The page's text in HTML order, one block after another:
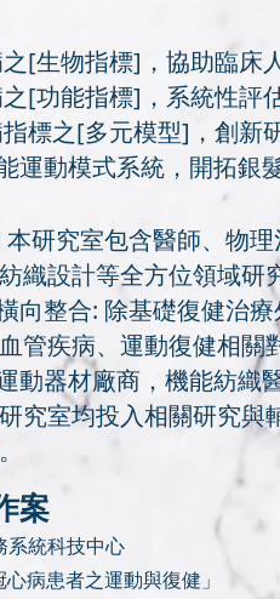
[生物指標]，協助臨床
[功能指標]，系統性評
標之[多元模型]，創新
運動模式系統，開拓銀
研究室包含醫師、物
織設計等全方位領域研
向整合: 除基礎復健治
管疾病、運動復健相關
動器材廠商，機能紡
究室均投入相關研究
案
系統科技中心
病患者之運動與復健」